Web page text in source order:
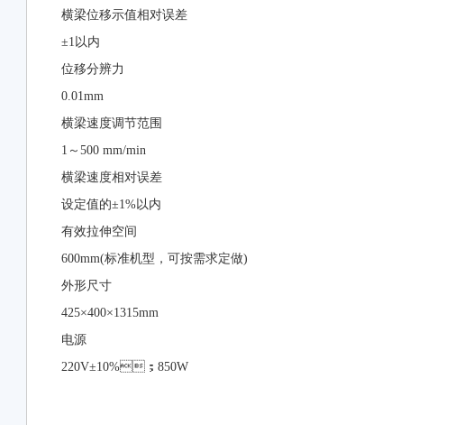
横梁位移示值相对误差
±1以内
位移分辨力
0.01mm
横梁速度调节范围
1～500 mm/min
横梁速度相对误差
设定值的±1%以内
有效拉伸空间
600mm(标准机型，可按需求定做)
外形尺寸
425×400×1315mm
电源
220V±10%；850W